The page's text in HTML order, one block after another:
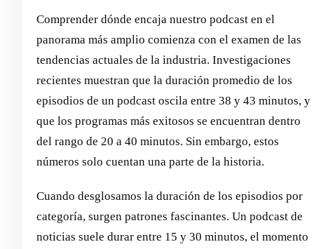
Comprender dónde encaja nuestro podcast en el
panorama más amplio comienza con el examen de las
tendencias actuales de la industria. Investigaciones
recientes muestran que la duración promedio de los
episodios de un podcast oscila entre 38 y 43 minutos, y
que los programas más exitosos se encuentran dentro
del rango de 20 a 40 minutos. Sin embargo, estos
números solo cuentan una parte de la historia.
Cuando desglosamos la duración de los episodios por
categoría, surgen patrones fascinantes. Un podcast de
noticias suele durar entre 15 y 30 minutos, el momento